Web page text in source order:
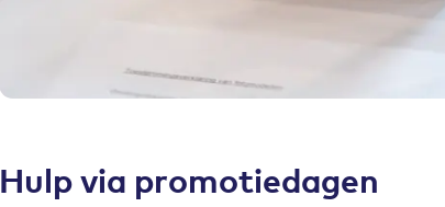
Hulp via promotiedagen